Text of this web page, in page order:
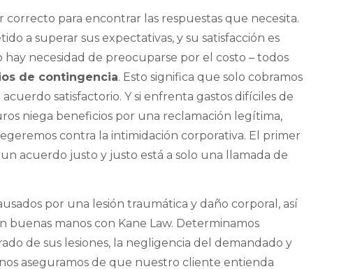
para encontrar las respuestas que necesita.
a superar sus expectativas, y su satisfacción es
hay necesidad de preocuparse por el costo – todos
de contingencia. Esto significa que solo cobramos
satisfactorio. Y si enfrenta gastos difíciles de
niega beneficios por una reclamación legítima,
contra la intimidación corporativa. El primer
acuerdo justo y justo está a solo una llamada de
por una lesión traumática y daño corporal, así
manos con Kane Law. Determinamos
de sus lesiones, la negligencia del demandado y
aseguramos de que nuestro cliente entienda